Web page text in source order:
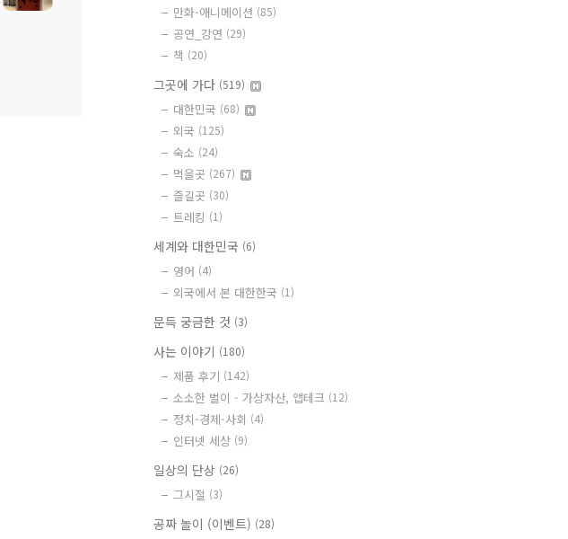
만화-애니메이션 (85)
공연_강연 (29)
책 (20)
그곳에 가다 (519)
대한민국 (68)
외국 (125)
숙소 (24)
먹을곳 (267)
즐길곳 (30)
트레킹 (1)
세계와 대한민국 (6)
영어 (4)
외국에서 본 대한한국 (1)
문득 궁금한 것 (3)
사는 이야기 (180)
제품 후기 (142)
소소한 벌이 - 가상자산, 앱테크 (12)
정치-경제-사회 (4)
인터넷 세상 (9)
일상의 단상 (26)
그시절 (3)
공짜 놀이 (이벤트) (28)